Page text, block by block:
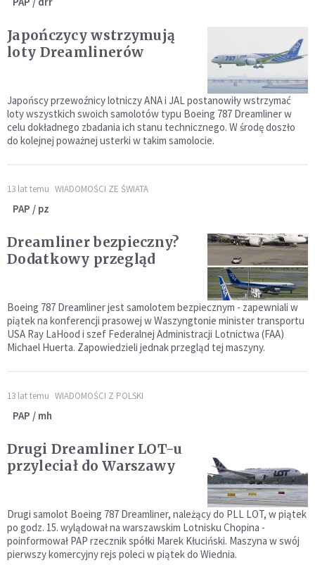
Japończycy wstrzymują
loty Dreamlinerów
Japońscy przewoźnicy lotniczy ANA i JAL postanowiły wstrzymać
loty wszystkich swoich samolotów typu Boeing 787 Dreamliner w
celu dokładnego zbadania ich stanu technicznego. W środę doszło
do kolejnej poważnej usterki w takim samolocie.
13 lat temu WIADOMOŚCI ZE ŚWIATA
PAP / pz
Dreamliner bezpieczny?
Dodatkowy przegląd
Boeing 787 Dreamliner jest samolotem bezpiecznym - zapewniali w
piątek na konferencji prasowej w Waszyngtonie minister transportu
USA Ray LaHood i szef Federalnej Administracji Lotnictwa (FAA)
Michael Huerta. Zapowiedzieli jednak przegląd tej maszyny.
13 lat temu WIADOMOŚCI Z POLSKI
PAP / mh
Drugi Dreamliner LOT-u
przyleciał do Warszawy
Drugi samolot Boeing 787 Dreamliner, należący do PLL LOT, w piątek
po godz. 15. wylądował na warszawskim Lotnisku Chopina -
poinformował PAP rzecznik spółki Marek Kłuciński. Maszyna w swój
pierwszy komercyjny rejs poleci w piątek do Wiednia.